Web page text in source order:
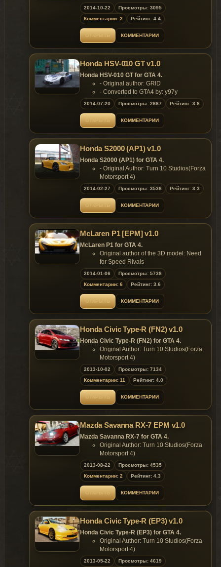
Feature
No.1:Small size, suitable for players with low
No.2:High quality rendering and baking Body
No.3:UV lights and good mask stains
No.4:More painting selection
Color：
---Color2:Rim
File Size：
---Wft:2.17 MB
---Wtd:3.68 MB
---Template:2.03 MB
---Readme.txt:1.28 KB
[GOC Modding Team] Replaces: Sultanrs
- Convertion to GTA 4: alex189
- Author Email: zulalex189@gmail.com
- Gameplay, Testings, Texture Editings,
Lines Settings, Advices & Screenshots -
outsid3r4
Features:
- Model support all features of the
game.
Replaces: any car
2014-10-22
Просмотры: 3095
Комментарии: 2
Рейтинг: 4.4
ОТКРЫТЬ КОММЕНТАРИИ
Honda HSV-010 GT v1.0
Honda HSV-010 GT for GTA 4.
- Original author: GRID
- Converted to GTA4 by: y97y
Features:
- HQ Exterior and MQ Interior;
- Support paintjobs;
- 1 paintjob;
- Template included;
- color2 rims.
Replaces: any car
2014-07-20 Просмотры: 2667 Рейтинг: 3.8
ОТКРЫТЬ КОММЕНТАРИИ
Honda S2000 (AP1) v1.0
Honda S2000 (AP1) for GTA 4.
- Original Author: Turn 10 Studios(Forza
Motorsport 4)
- Converted to GTA4 by: y97y
Features:
- HQ Exterior and HQ Interior;
- Support paintjobs;
- 1 paintjob;
- J'S RACING TYPE-S bodykit;
- TE37 rims;
- 3d engine;
- 3 extra parts;
- extra_1 liberty city licensplateplate;
- extra_2 roof;
- extra_3 J'S RACING plate;
- color1 body;
- color2 rims;
Replaces: any car
2014-02-27 Просмотры: 3536 Рейтинг: 3.3
ОТКРЫТЬ КОММЕНТАРИИ
McLaren P1 [EPM] v1.0
McLaren P1 for GTA 4.
Original author of the 3D model: Need
for Speed Rivals
Converted to GTA4 by: y97y
Author Email: fory97y@gmail.com
Features:
Model support all features of the game;
HQ Exterior and HQ Interior;
Support paintjobs;
Template included.
Replaces: any car
2014-01-06
Просмотры: 5738
Комментарии: 6
Рейтинг: 3.6
ОТКРЫТЬ КОММЕНТАРИИ
Honda Civic Type-R (FN2) v1.0
Honda Civic Type-R (FN2) for GTA 4.
Original Author: Turn 10 Studios(Forza
Motorsport 4)
Converted to GTA4 by: y97y
Data Setting by: y97y
Features:
HQ Exterior and MQ Interior;
Support Paintjob;
template include;
- color 1:body;
- color 2:rim;
- .wft 3.43mb;
- .wtd 1.55mb.
Replaces: any car
2013-10-02
Просмотры: 7134
Комментарии: 11
Рейтинг: 4.0
ОТКРЫТЬ КОММЕНТАРИИ
Mazda Savanna RX-7 EPM v1.0
Mazda Savanna RX-7 for GTA 4.
Original Author: Turn 10 Studios(Forza
Motorsport 4)
Converted to GTA4 by: y97y
Features:
HQ Exterior and HQ Interior;
Support paintjobs;
Template included;
1 paintjobs;
6 extra parts;
extra_1 stock front bumper;
extra_2 stock spoiler;
extra_3 Liberty city plate;
extra_5 MAZDASPEED front bumper;
extra_6 car plate;
extra_7 Corksport spoiler;
2013-08-22
Просмотры: 4535
Комментарии: 2
Рейтинг: 4.3
ОТКРЫТЬ КОММЕНТАРИИ
Honda Civic Type-R (EP3) v1.0
Honda Civic Type-R (EP3) for GTA 4.
Original Author: Turn 10 Studios(Forza
Motorsport 4)
Converted to GTA4 by: y97y
2013-05-22
Просмотры: 4619